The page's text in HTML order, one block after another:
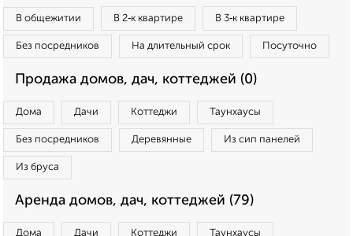
В общежитии В 2‑к квартире В 3‑к квартире
Без посредников На длительный срок Посуточно
Продажа домов, дач, коттеджей (0)
Дома Дачи Коттеджи Таунхаусы
Без посредников Деревянные Из сип панелей
Из бруса
Аренда домов, дач, коттеджей (79)
Дома Дачи Коттеджи Таунхаусы